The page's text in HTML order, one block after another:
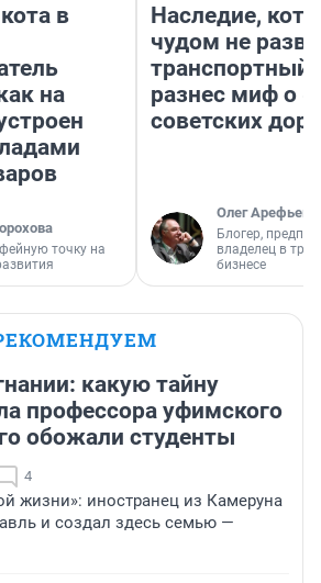
в
на
точку на
Наследие,
чудом не
транспортный
разнес миф о
советских
Олег Арефьев
Блогер,
владелец в
бизнесе
какую тайну
профессора уфимского
обожали студенты
4
жизни»: иностранец из Камеруна
и создал здесь семью —